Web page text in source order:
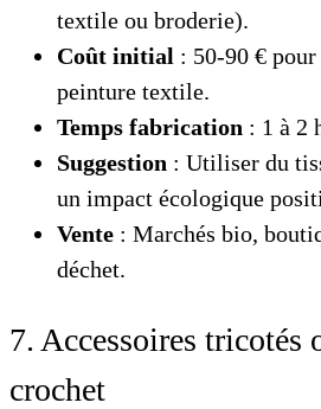
textile ou broderie).
Coût initial : 50-90 €
peinture textile.
Temps fabrication : 1 à 2
Suggestion : Utiliser du
un impact écologique
Vente : Marchés bio,
déchet.
7. Accessoires tricotés
crochet